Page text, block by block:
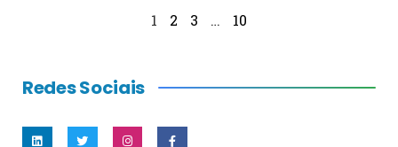
1 2 3 … 10
Redes Sociais